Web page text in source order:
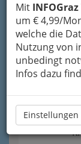
Mit
um € 4,99/
welche die
Nutzung von
unbedingt
Infos dazu
Einstellungen